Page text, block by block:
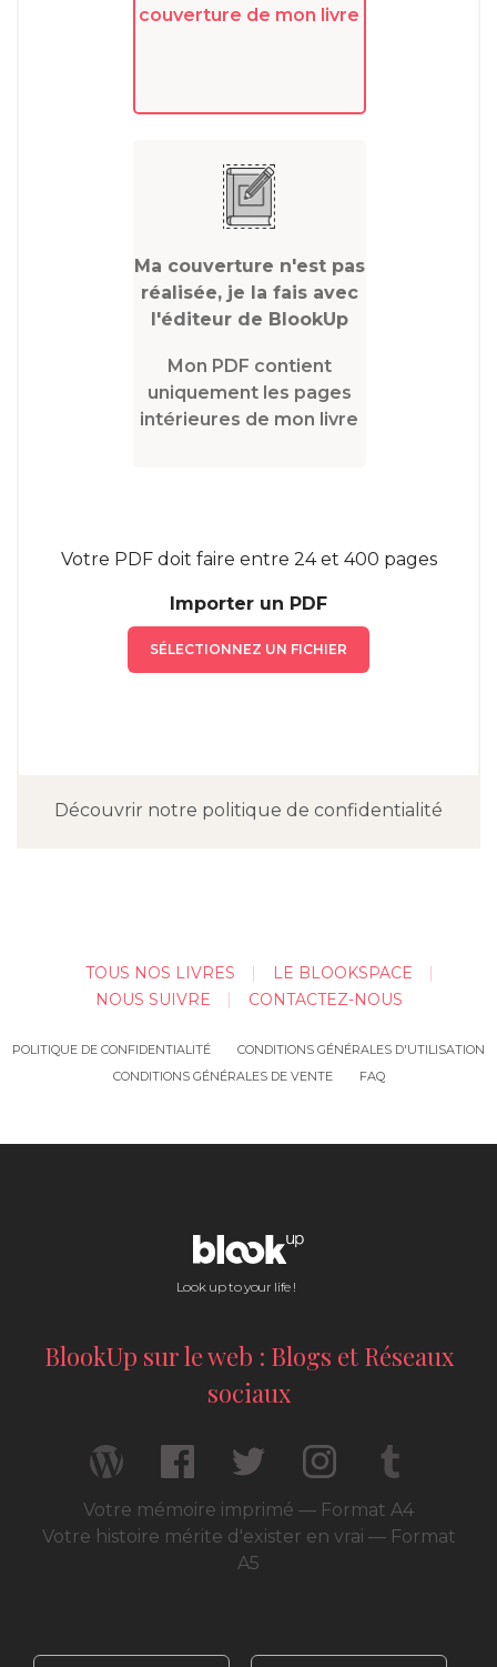
couverture de mon livre
Ma couverture n'est pas
réalisée, je la fais avec
l'éditeur de BlookUp
Mon PDF contient
uniquement les pages
intérieures de mon livre
Votre PDF doit faire entre 24 et 400 pages
Importer un PDF
SÉLECTIONNEZ UN FICHIER
Découvrir notre politique de confidentialité
TOUS NOS LIVRES
LE BLOOKSPACE
NOUS SUIVRE
CONTACTEZ-NOUS
POLITIQUE DE CONFIDENTIALITÉ
CONDITIONS GÉNÉRALES D'UTILISATION
CONDITIONS GÉNÉRALES DE VENTE
FAQ
Look up to your life !
BlookUp sur le web : Blogs et Réseaux
sociaux
Votre mémoire imprimé — Format A4
Votre histoire mérite d'exister en vrai — Format
A5